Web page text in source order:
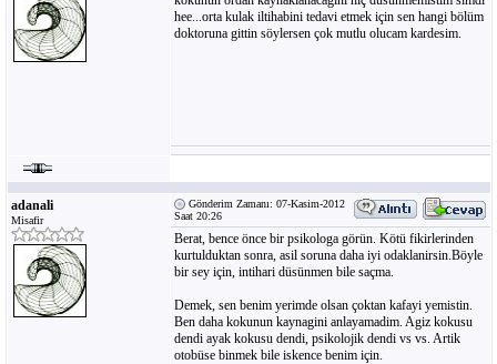
hee...orta kulak iltihabini tedavi etmek için sen hangi bölüm
doktoruna gittin söylersen çok mutlu olucam kardesim.
adanali
Misafir
Gönderim Zamanı: 07-Kasim-2012
Saat 20:26
Berat, bence önce bir psikologa görün. Kötü fikirlerinden
kurtulduktan sonra, asil soruna daha iyi odaklanirsin.Böyle
bir sey için, intihari düsünmen bile saçma.
Demek, sen benim yerimde olsan çoktan kafayi yemistin.
Ben daha kokunun kaynagini anlayamadim. Agiz kokusu
dendi ayak kokusu dendi, psikolojik dendi vs vs. Artik
otobüse binmek bile iskence benim için.